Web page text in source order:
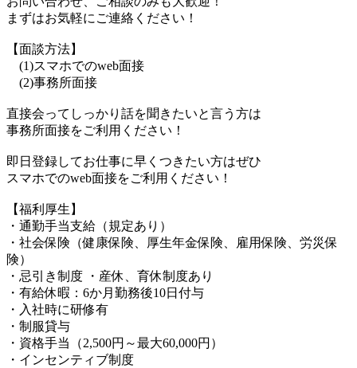
まずはお気軽にご連絡ください！
【面談方法】
(1)スマホでのweb面接
(2)事務所面接
直接会ってしっかり話を聞きたいと言う方は
事務所面接をご利用ください！
即日登録してお仕事に早くつきたい方はぜひ
スマホでのweb面接をご利用ください！
【福利厚生】
・通勤手当支給（規定あり）
・社会保険（健康保険、厚生年金保険、雇用保険、労災保
険）
・忌引き制度 ・産休、育休制度あり
・有給休暇：6か月勤務後10日付与
・入社時に研修有
・制服貸与
・資格手当（2,500円～最大60,000円）
・インセンティブ制度